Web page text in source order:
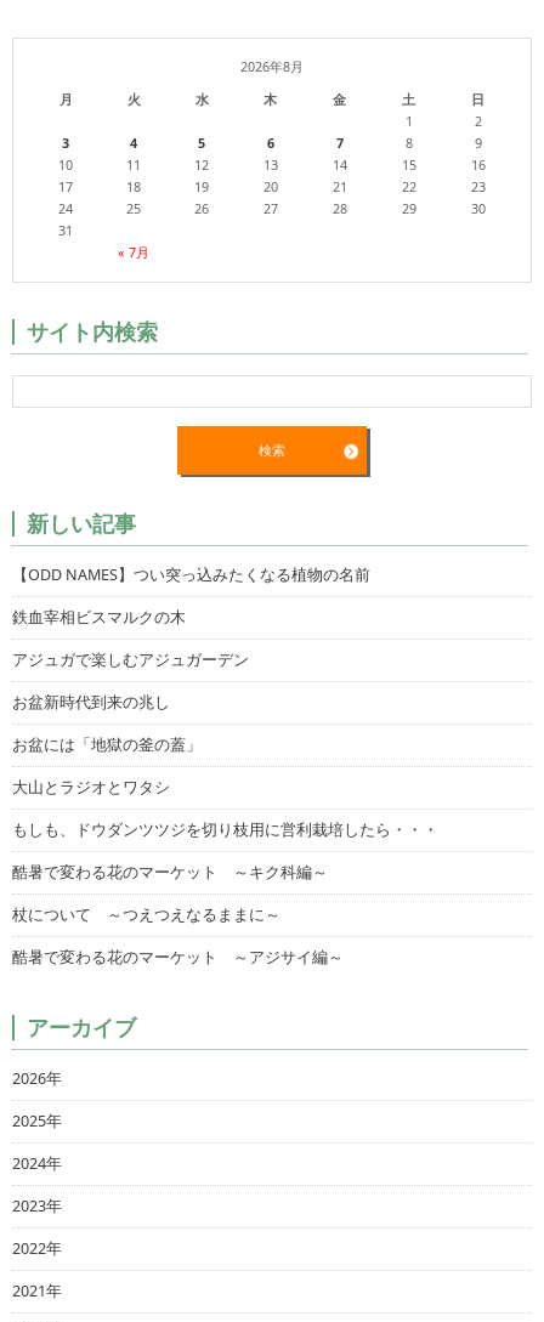
2026年8月
月
火 水 木 金 土 日
« 7月
1
2
3
4 5 6 7 8
9
10
11 12 13 14 15
16
17
18 19 20 21 22
23
24
25 26 27 28 29
30
31
サイト内検索
新しい記事
【ODD NAMES】つい突っ込みたくなる植物の名前
鉄血宰相ビスマルクの木
アジュガで楽しむアジュガーデン
お盆新時代到来の兆し
お盆には「地獄の釜の蓋」
大山とラジオとワタシ
もしも、ドウダンツツジを切り枝用に営利栽培したら・・・
酷暑で変わる花のマーケット ～キク科編～
杖について ～つえつえなるままに～
酷暑で変わる花のマーケット ～アジサイ編～
アーカイブ
2026年
2025年
2024年
2023年
2022年
2021年